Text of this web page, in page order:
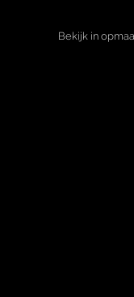
Bekijk in